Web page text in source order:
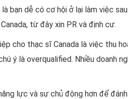
bạn dễ có cơ hội ở lại làm việc
từ đây xin PR và định cư.
cho thạc sĩ Canada là việc thu
ý là overqualified. Nhiều doanh
lực và sự chủ động hơn để